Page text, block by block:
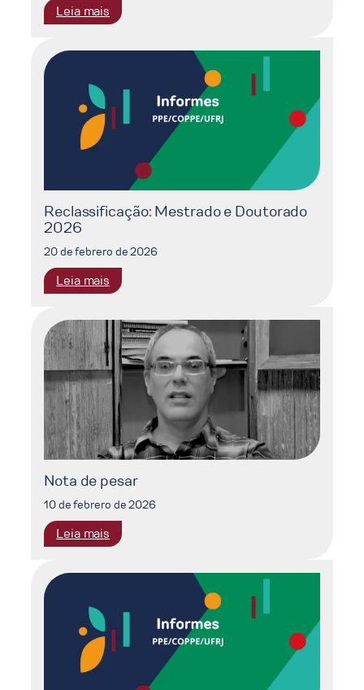
Leia mais
Mudanças
Climáticas:
Eventos
Compostos
Sociedade
Reclassificação: Mestrado e Doutorado
2026
20 de febrero de 2026
Leia mais
Reclassificação:
Mestrado
Doutorado
2026
Nota de pesar
10 de febrero de 2026
Leia mais
Nota
de